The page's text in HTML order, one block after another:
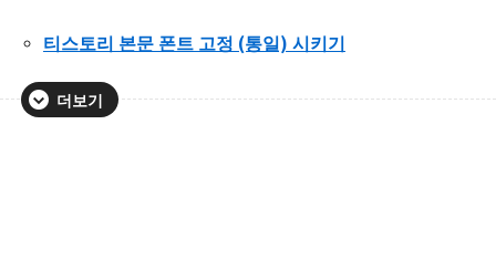
티스토리 본문 폰트 고정 (통일) 시키기
더보기